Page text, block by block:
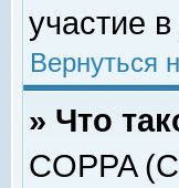
участие
Вернуться
» Что
COPPA